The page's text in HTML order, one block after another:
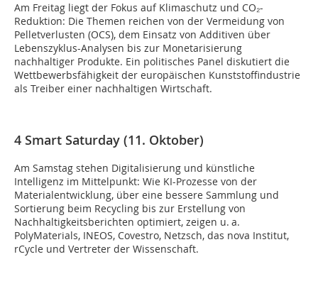
Am Freitag liegt der Fokus auf Klimaschutz und CO₂-
Reduktion: Die Themen reichen von der Vermeidung von
Pelletverlusten (OCS), dem Einsatz von Additiven über
Lebenszyklus-Analysen bis zur Monetarisierung
nachhaltiger Produkte. Ein politisches Panel diskutiert die
Wettbewerbsfähigkeit der europäischen Kunststoffindustrie
als Treiber einer nachhaltigen Wirtschaft.
4 Smart Saturday (11. Oktober)
Am Samstag stehen Digitalisierung und künstliche
Intelligenz im Mittelpunkt: Wie KI-Prozesse von der
Materialentwicklung, über eine bessere Sammlung und
Sortierung beim Recycling bis zur Erstellung von
Nachhaltigkeitsberichten optimiert, zeigen u. a.
PolyMaterials, INEOS, Covestro, Netzsch, das nova Institut,
rCycle und Vertreter der Wissenschaft.